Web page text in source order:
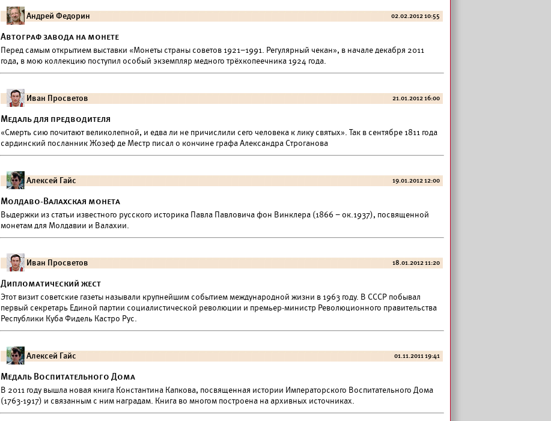
Андрей Федорин 02.02.2012 10:55
Автограф завода на монете
Перед самым открытием выставки «Монеты страны советов 1921–1991. Регулярный чекан», в начале декабря 2011
года, в мою коллекцию поступил особый экземпляр медного трёхкопеечника 1924 года.
Иван Просветов 21.01.2012 16:00
Медаль для предводителя
«Смерть сию почитают великолепной, и едва ли не причислили сего человека к лику святых». Так в сентябре 1811 года
сардинский посланник Жозеф де Местр писал о кончине графа Александра Строганова
Алексей Гайс 19.01.2012 12:00
Молдаво-Валахская монета
Выдержки из статьи известного русского историка Павла Павловича фон Винклера (1866 – ок.1937), посвященной
монетам для Молдавии и Валахии.
Иван Просветов 18.01.2012 11:20
Дипломатический жест
Этот визит советские газеты называли крупнейшим событием международной жизни в 1963 году. В СССР побывал
первый секретарь Единой партии социалистической революции и премьер-министр Революционного правительства
Республики Куба Фидель Кастро Рус.
Алексей Гайс 01.11.2011 19:41
Медаль Воспитательного Дома
В 2011 году вышла новая книга Константина Капкова, посвященная истории Императорского Воспитательного Дома
(1763-1917) и связанным с ним наградам. Книга во многом построена на архивных источниках.